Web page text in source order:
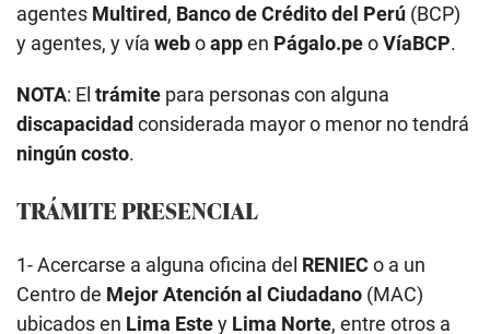
agentes Multired, Banco de Crédito del Perú (BCP)
y agentes, y vía weboappen Págalo.peoVíaBCP.
NOTA: El trámite para personas con alguna
discapacidadconsiderada mayor o menor no tendrá
ningún costo.
TRÁMITE PRESENCIAL
1- Acercarse a alguna oficina del RENIEC o a un
Centro de Mejor Atención al Ciudadano (MAC)
ubicados en Lima Estey Lima Norte, entre otros a